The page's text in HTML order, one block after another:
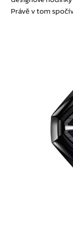
Právě v tom